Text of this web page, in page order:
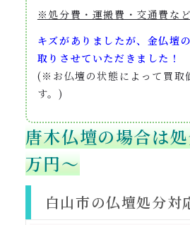
※処分費・運搬費・交通費な
キズがありましたが、金仏壇
取りさせていただきました！
(※お仏壇の状態によって買取
す。)
唐木仏壇の場合は
万円〜
白山市の仏壇処分対